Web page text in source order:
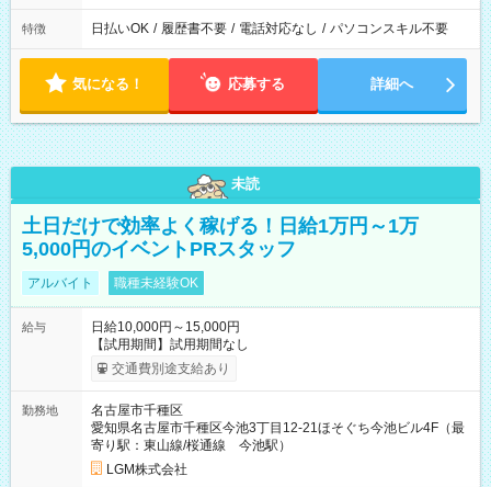
特徴 日払いOK / 履歴書不要 / 電話対応なし / パソコンスキル不要
気になる！ 応募する 詳細へ
未読
土日だけで効率よく稼げる！日給1万円～1万
5,000円のイベントPRスタッフ
アルバイト 職種未経験OK
給与
日給10,000円～15,000円
【試用期間】試用期間なし
交通費別途支給あり
勤務地
名古屋市千種区
愛知県名古屋市千種区今池3丁目12-21ほそぐち今池ビル4F（最
寄り駅：東山線/桜通線 今池駅）
LGM株式会社